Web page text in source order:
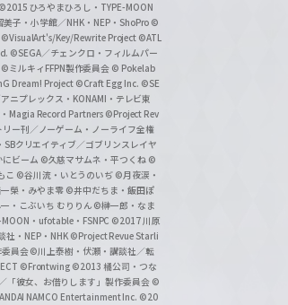
©2015 ひろやまひろし・TYPE-MOON
子・小学館／NHK・NEP・ShoPro ©
©VisualArt's/Key/Rewrite Project ©ATL
©SEGA／チェンクロ・フィルムパー
©ミルキィFFPN製作委員会 © Pokelab
Dream! Project ©Craft Egg Inc. ©SE
ニプレックス・KONAMI・テレビ東
Magia Record Partners ©Project Rev
ー刊／ノーゲーム・ノーライフ全権
クリエイティブ／ゴブリンスレイヤ
ビーム ©久慈マサムネ・平つくね ©
こ ©谷川流・いとうのいぢ ©月夜涙・
榮・みやま零 ©井中だちま・飯田ぽ
・こぶいち むりりん ©榊一郎・なま
・ufotable・FSNPC ©2017 川原
社・NEP・NHK ©Project Revue Starli
員会©川上泰樹・伏瀬・講談社／転
©Frontwing ©2013 橘公司・つな
「彼女、お借りします」製作委員会 ©
NAMCO Entertainment Inc. ©20